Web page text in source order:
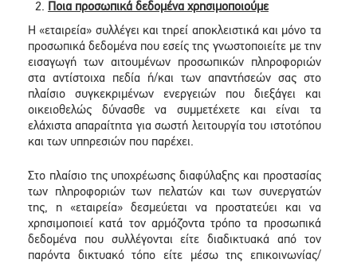
Ποια προσωπικά δεδομένα χρησιμοποιούμε
Η «εταιρεία» συλλέγει και τηρεί αποκλειστικά και μόνο τα
προσωπικά δεδομένα που εσείς της γνωστοποιείτε με την
εισαγωγή των αιτουμένων προσωπικών πληροφοριών
στα αντίστοιχα πεδία ή/και των απαντήσεών σας στο
πλαίσιο συγκεκριμένων ενεργειών που διεξάγει και
οικειοθελώς δύνασθε να συμμετέχετε και είναι τα
ελάχιστα απαραίτητα για σωστή λειτουργία του ιστοτόπου
και των υπηρεσιών που παρέχει.
Στο πλαίσιο της υποχρέωσης διαφύλαξης και προστασίας
των πληροφοριών των πελατών και των συνεργατών
της, η «εταιρεία» δεσμεύεται να προστατεύει και να
χρησιμοποιεί κατά τον αρμόζοντα τρόπο τα προσωπικά
δεδομένα που συλλέγονται είτε διαδικτυακά από τον
παρόντα δικτυακό τόπο είτε μέσω της επικοινωνίας/